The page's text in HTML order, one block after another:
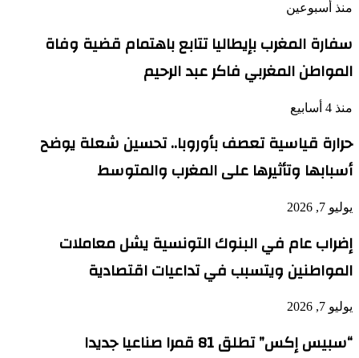
منذ أسبوعين
سفارة المغرب بإيطاليا تتابع باهتمام قضية وفاة
المواطن المغربي فاكر عبد الرحيم
منذ 4 أسابيع
حرارة قياسية تعصف بأوروبا.. تحسين شعلة يوضح
أسبابها وتأثيرها على المغرب والمتوسط
يوليو 7, 2026
إضراب عام في البنوك التونسية يشل معاملات
المواطنين ويتسبب في تداعيات اقتصادية
يوليو 7, 2026
“سبيس إكس” تطلق 81 قمرا صناعيا جديدا